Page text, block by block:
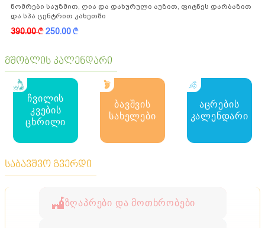
ნომრები საუზმით, ღია და დახურული აუზით, ფიტნეს დარბაზით
და სპა ცენტრით კახეთში
390.00k250.00k
მშობლის კალენდარი
ჩვილის
კვების
ცხრილი
ბავშვის
სახელები
აცრების
კალენდარი
საბავშვო გვერდი
ზღაპრები და მოთხრობები